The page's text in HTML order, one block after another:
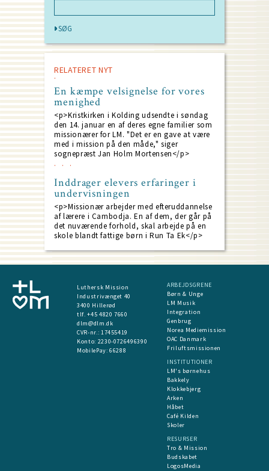
RELATERET NYT
En kæmpe velsignelse for vores
menighed
<p>Kristkirken i Kolding udsendte i søndag
den 14. januar en af deres egne familier som
missionærer for LM. "Det er en gave at være
med i mission på den måde," siger
sognepræst Jan Holm Mortensen</p>
Inddrager elevers erfaringer i
undervisningen
<p>Missionær arbejder med efteruddannelse
af lærere i Cambodja. En af dem, der går på
det nuværende forhold, skal arbejde på en
skole blandt fattige børn i Run Ta Ek</p>
Luthersk Mission
Industrivænget 40
3400 Hillerød
tlf. +45 4820 7660
dlm@dlm.dk
CVR-nr.: 17455419
​Konto: 2230-0726496390
MobilePay:66288
ARBEJDSGRENE
Børn & Unge
LM Musik
Integration
Genbrug
Norea Mediemission
OAC Danmark
Friluftsmissionen
INSTITUTIONER
LM's børnehus
Bakkely
Klokkebjerg
Arken
Håbet
Café Kilden
Skoler
RESURSER
Tro & Mission
Budskabet
LogosMedia